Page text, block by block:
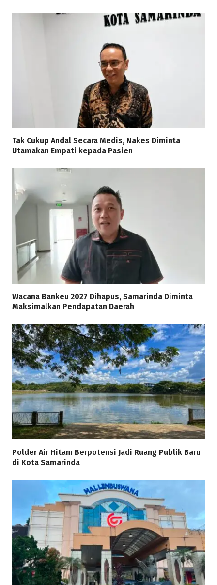
Tak Cukup Andal Secara Medis, Nakes Diminta
Utamakan Empati kepada Pasien
Wacana Bankeu 2027 Dihapus, Samarinda Diminta
Maksimalkan Pendapatan Daerah
Polder Air Hitam Berpotensi Jadi Ruang Publik Baru
di Kota Samarinda